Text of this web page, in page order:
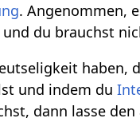
. Angenommen,
du brauchst
haben,
und indem du
dann lasse den